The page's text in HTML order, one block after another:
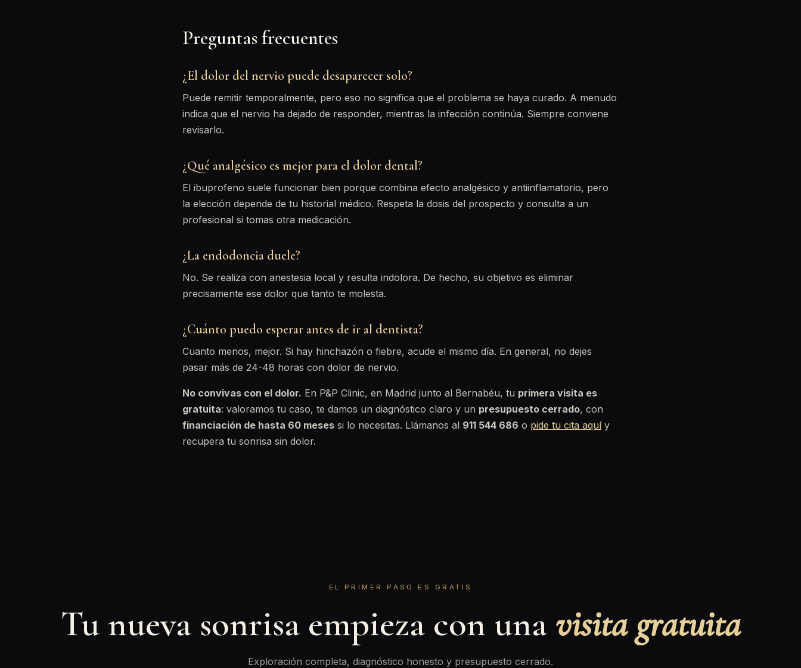
Preguntas frecuentes
¿El dolor del nervio puede desaparecer solo?
Puede remitir temporalmente, pero eso no significa que el problema se haya curado. A menudo
indica que el nervio ha dejado de responder, mientras la infección continúa. Siempre conviene
revisarlo.
¿Qué analgésico es mejor para el dolor dental?
El ibuprofeno suele funcionar bien porque combina efecto analgésico y antiinflamatorio, pero
la elección depende de tu historial médico. Respeta la dosis del prospecto y consulta a un
profesional si tomas otra medicación.
¿La endodoncia duele?
No. Se realiza con anestesia local y resulta indolora. De hecho, su objetivo es eliminar
precisamente ese dolor que tanto te molesta.
¿Cuánto puedo esperar antes de ir al dentista?
Cuanto menos, mejor. Si hay hinchazón o fiebre, acude el mismo día. En general, no dejes
pasar más de 24-48 horas con dolor de nervio.
No convivas con el dolor. En P&P Clinic, en Madrid junto al Bernabéu, tu primera visita es
gratuita: valoramos tu caso, te damos un diagnóstico claro y un presupuesto cerrado, con
financiación de hasta 60 meses si lo necesitas. Llámanos al 911 544 686 o pide tu cita aquíy
recupera tu sonrisa sin dolor.
EL PRIMER PASO ES GRATIS
Tu nueva sonrisa empieza con una visita gratuita
Exploración completa, diagnóstico honesto y presupuesto cerrado.